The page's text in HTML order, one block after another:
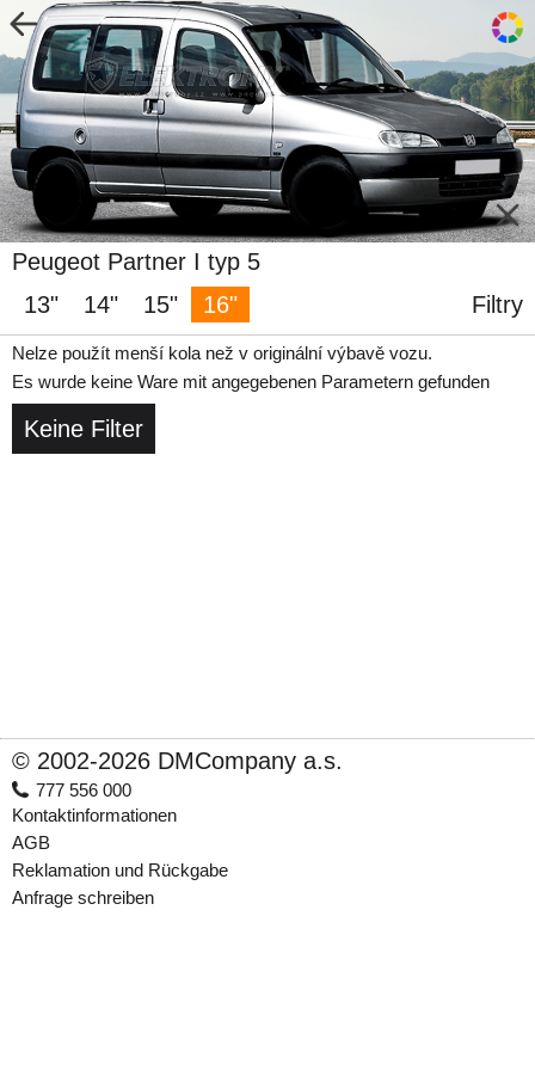
Peugeot Partner I typ 5
13"
14" 15" 16" Filtry
Nelze použít menší kola než v originální výbavě vozu.
Es wurde keine Ware mit angegebenen Parametern gefunden
Keine Filter
© 2002-2026 DMCompany a.s.
777 556 000
Kontaktinformationen
AGB
Reklamation und Rückgabe
Anfrage schreiben